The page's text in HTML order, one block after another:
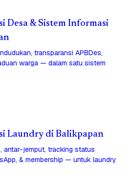
Desa & Sistem Informasi
transparansi APBDes,
warga — dalam satu sistem
Laundry di Balikpapan
antar-jemput, tracking status
& membership — untuk laundry